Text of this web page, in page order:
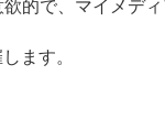
的で、マイメデ
ます。